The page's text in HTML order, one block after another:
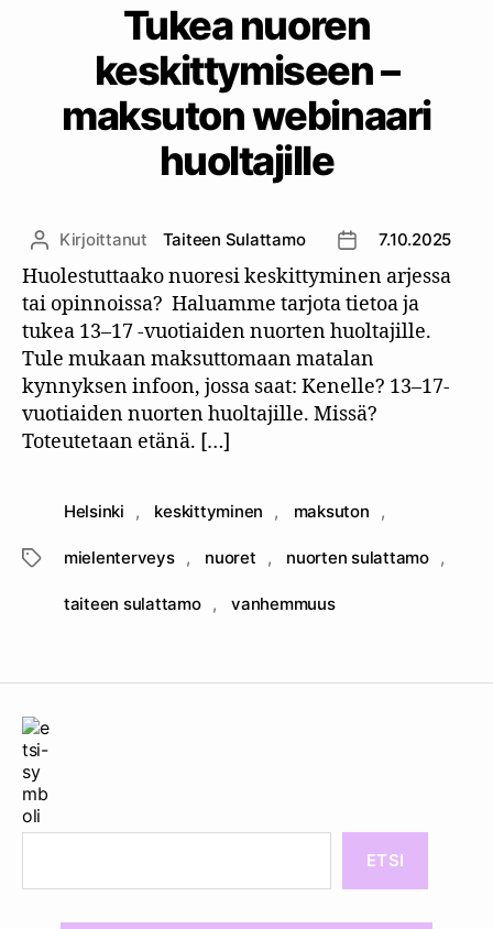
Tukea nuoren
keskittymiseen –
maksuton webinaari
huoltajille
Kirjoittaja
Kirjoittanut Taiteen Sulattamo 7.10.2025
Huolestuttaako nuoresi keskittyminen arjessa
tai opinnoissa? Haluamme tarjota tietoa ja
tukea 13–17 -vuotiaiden nuorten huoltajille.
Tule mukaan maksuttomaan matalan
kynnyksen infoon, jossa saat: Kenelle? 13–17-
vuotiaiden nuorten huoltajille. Missä?
Toteutetaan etänä. […]
Avainsanat
Helsinki , keskittyminen , maksuton ,
mielenterveys , nuoret , nuorten sulattamo ,
taiteen sulattamo , vanhemmuus
ETSI